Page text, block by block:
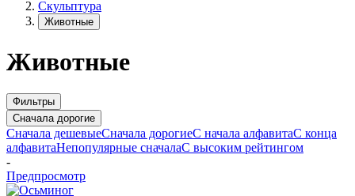
Скульптура
Животные
Животные
Фильтры
Сначала дорогие
Сначала дешевыеСначала дорогиеС начала алфавитаС конца
алфавитаНепопулярные сначалаС высоким рейтингом
-
Предпросмотр